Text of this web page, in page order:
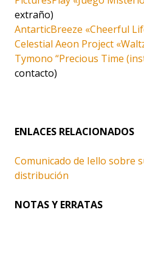
extraño)
AntarticBreeze «Cheerful
Celestial Aeon Project
Tymono “Precious Time
contacto)
ENLACES RELACIONADOS
Comunicado de Iello sobre
distribución
NOTAS Y ERRATAS